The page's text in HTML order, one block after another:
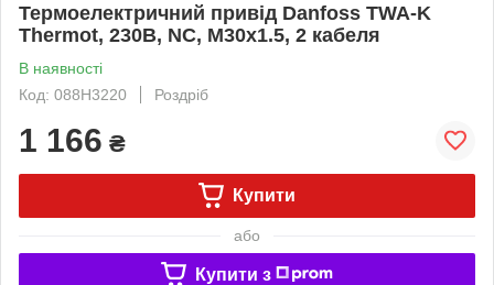
Термоелектричний привід Danfoss TWA-K
Thermot, 230B, NC, М30х1.5, 2 кабеля
В наявності
Код: 088H3220
Роздріб
1 166 ₴
Купити
або
Купити з